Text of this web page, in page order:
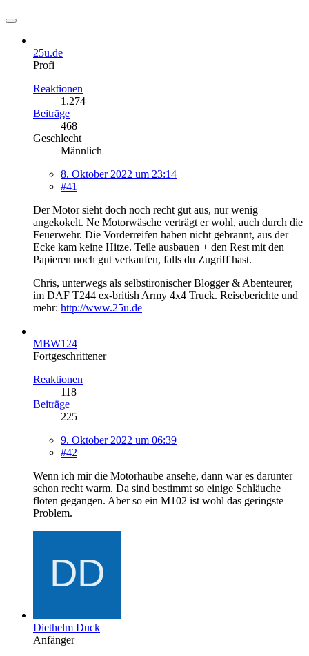
25u.de
Profi
Reaktionen
1.274
Beiträge
468
Geschlecht
Männlich
8. Oktober 2022 um 23:14
#41
Der Motor sieht doch noch recht gut aus, nur wenig
angekokelt. Ne Motorwäsche verträgt er wohl, auch durch die
Feuerwehr. Die Vorderreifen haben nicht gebrannt, aus der
Ecke kam keine Hitze. Teile ausbauen + den Rest mit den
Papieren noch gut verkaufen, falls du Zugriff hast.
Chris, unterwegs als selbstironischer Blogger & Abenteurer,
im DAF T244 ex-british Army 4x4 Truck. Reiseberichte und
mehr: http://www.25u.de
MBW124
Fortgeschrittener
Reaktionen
118
Beiträge
225
9. Oktober 2022 um 06:39
#42
Wenn ich mir die Motorhaube ansehe, dann war es darunter
schon recht warm. Da sind bestimmt so einige Schläuche
flöten gegangen. Aber so ein M102 ist wohl das geringste
Problem.
Diethelm Duck
Anfänger